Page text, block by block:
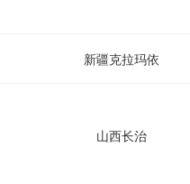
新疆克拉玛依
山西长治